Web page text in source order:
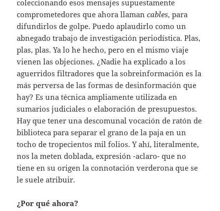
coleccionando esos mensajes supuestamente
comprometedores que ahora llamancables, para
difundirlos de golpe. Puedo aplaudirlo como un
abnegado trabajo de investigación periodística. Plas,
plas, plas. Ya lo he hecho, pero en el mismo viaje
vienen las objeciones. ¿Nadie ha explicado a los
aguerridos filtradores que la sobreinformación es la
más perversa de las formas de desinformación que
hay? Es una técnica ampliamente utilizada en
sumarios judiciales o elaboración de presupuestos.
Hay que tener una descomunal vocación de ratón de
biblioteca para separar el grano de la paja en un
tocho de tropecientos mil folios. Y ahí, literalmente,
nos la meten doblada, expresión -aclaro- que no
tiene en su origen la connotación verderona que se
le suele atribuir.
¿Por qué ahora?